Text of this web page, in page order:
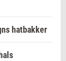
hatbakker